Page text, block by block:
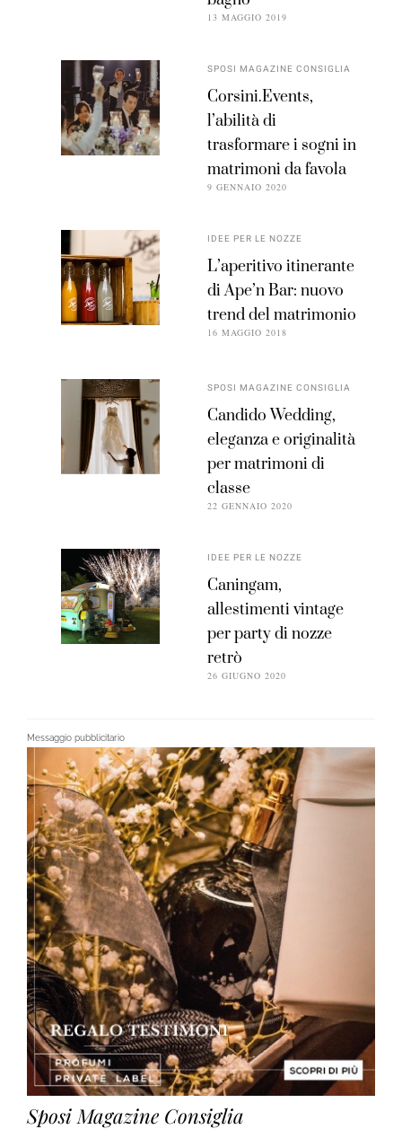
13 MAGGIO 2019
SPOSI MAGAZINE CONSIGLIA
Corsini.Events,
l’abilità di
trasformare i sogni in
matrimoni da favola
9 GENNAIO 2020
IDEE PER LE NOZZE
L’aperitivo itinerante
di Ape’n Bar: nuovo
trend del matrimonio
16 MAGGIO 2018
SPOSI MAGAZINE CONSIGLIA
Candido Wedding,
eleganza e originalità
per matrimoni di
classe
22 GENNAIO 2020
IDEE PER LE NOZZE
Caningam,
allestimenti vintage
per party di nozze
retrò
26 GIUGNO 2020
Messaggio pubblicitario
Sposi Magazine Consiglia